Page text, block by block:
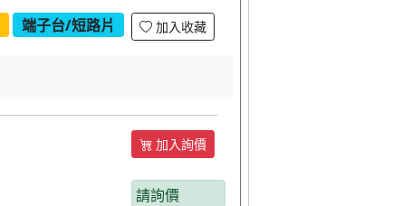
端子台/短路片 加入收藏
加入詢價
請詢價